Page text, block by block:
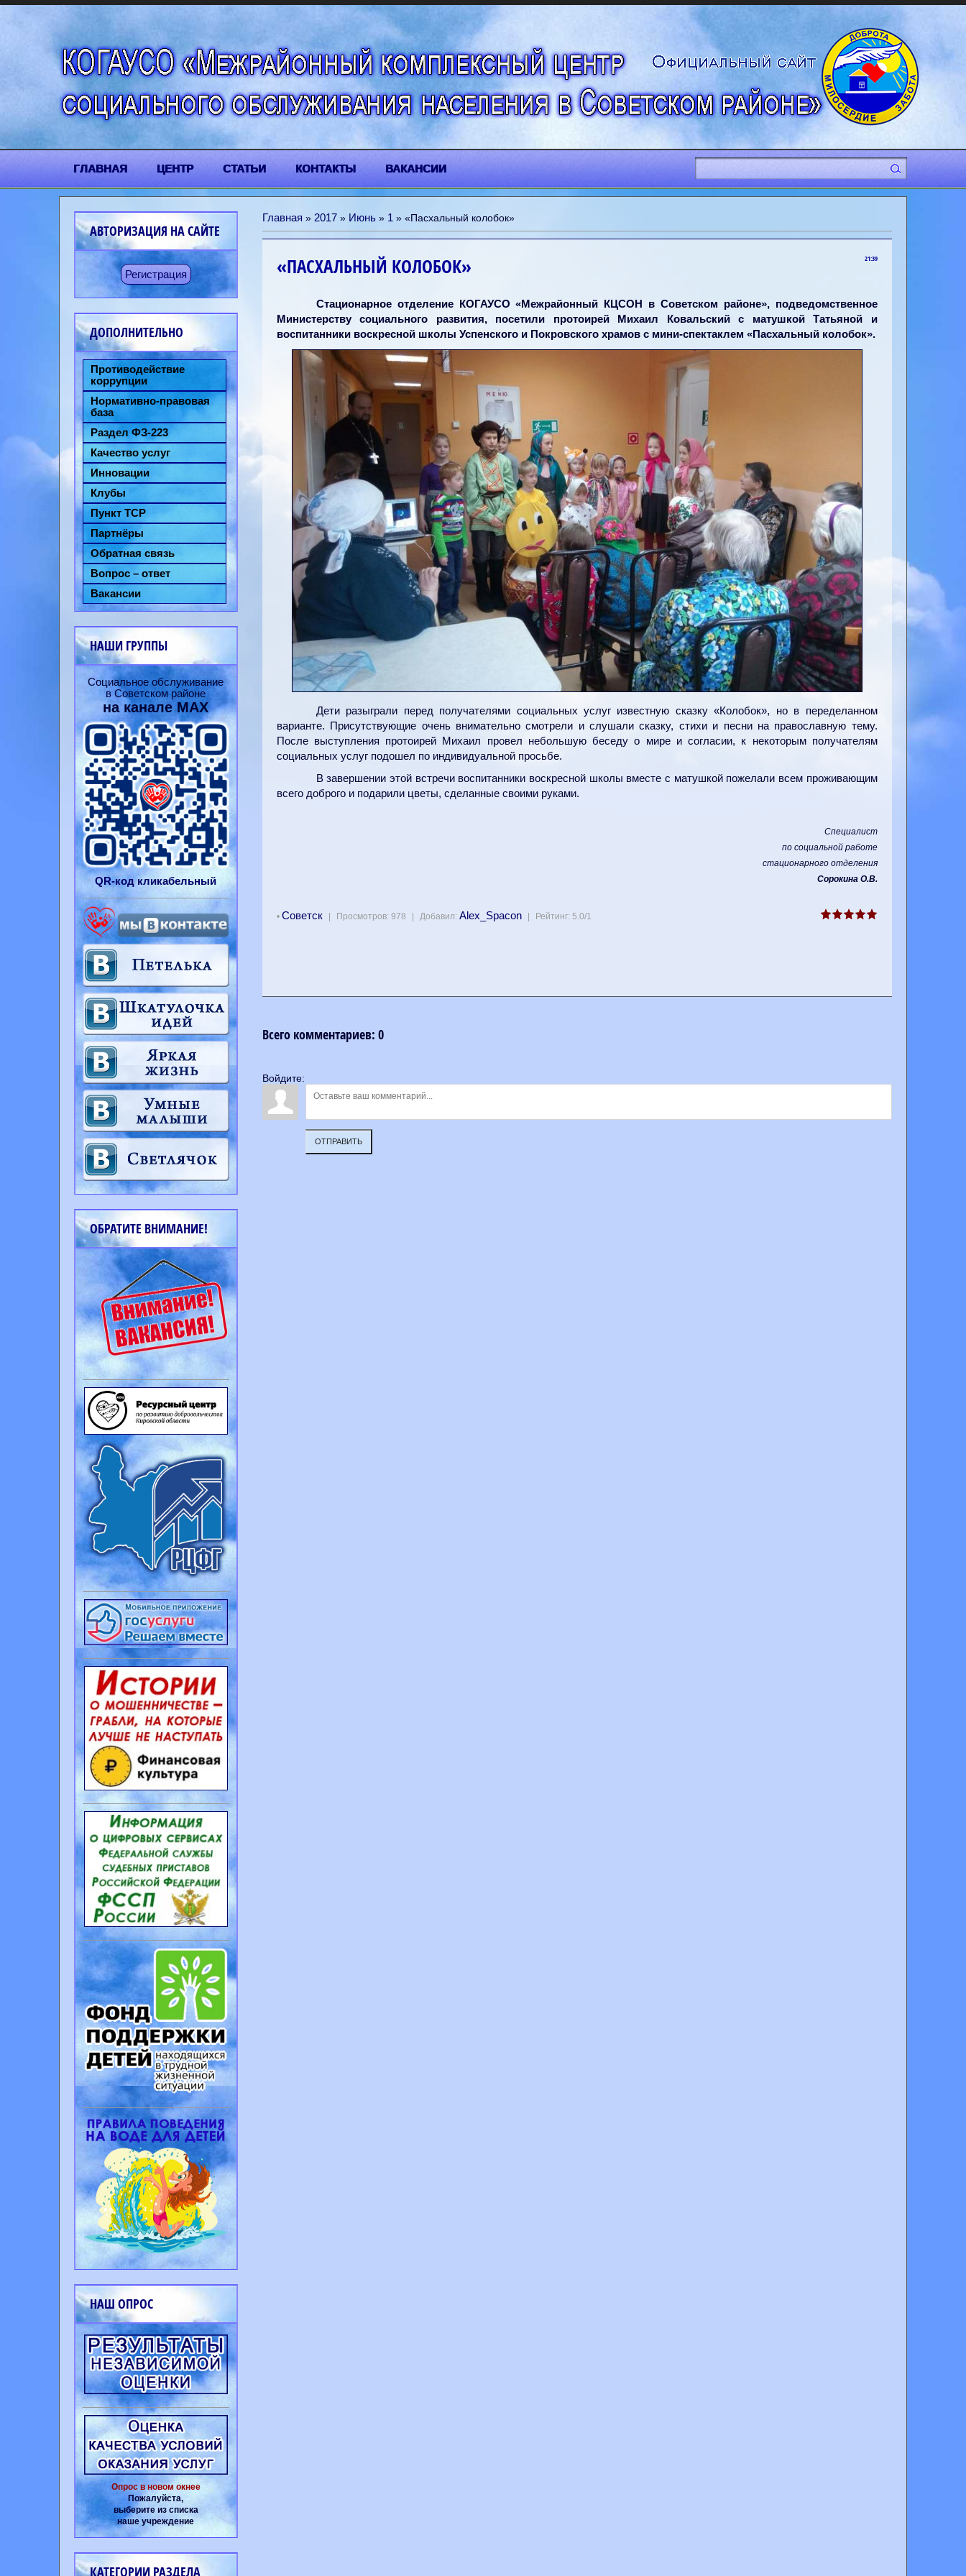
ГЛАВНАЯ ЦЕНТР СТАТЬИ КОНТАКТЫ ВАКАНСИИ
Главная » 2017 » Июнь » 1 » «Пасхальный колобок»
21:39
«ПАСХАЛЬНЫЙ КОЛОБОК»
Стационарное отделение КОГАУСО «Межрайонный КЦСОН в Советском районе», подведомственное
Министерству социального развития, посетили протоирей Михаил Ковальский с матушкой Татьяной и
воспитанники воскресной школы Успенского и Покровского храмов с мини-спектаклем «Пасхальный колобок».
Дети разыграли перед получателями социальных услуг известную сказку «Колобок», но в переделанном
варианте. Присутствующие очень внимательно смотрели и слушали сказку, стихи и песни на православную тему.
После выступления протоирей Михаил провел небольшую беседу о мире и согласии, к некоторым получателям
социальных услуг подошел по индивидуальной просьбе.
В завершении этой встречи воспитанники воскресной школы вместе с матушкой пожелали всем проживающим
всего доброго и подарили цветы, сделанные своими руками.
Специалист
по социальной работе
стационарного отделения
Сорокина О.В.
• Советск Просмотров: 978 Добавил: Alex_Spacon Рейтинг: 5.0/1
Всего комментариев: 0
Войдите:
ОТПРАВИТЬ
АВТОРИЗАЦИЯ НА САЙТЕ
Регистрация
ДОПОЛНИТЕЛЬНО
Противодействие
коррупции
Нормативно-правовая
база
Раздел ФЗ-223
Качество услуг
Инновации
Клубы
Пункт ТСР
Партнёры
Обратная связь
Вопрос – ответ
Вакансии
НАШИ ГРУППЫ
Социальное обслуживание
в Советском районе
на канале MAX
QR-кодкликабельный
ОБРАТИТЕ ВНИМАНИЕ!
НАШ ОПРОС
Опрос в новом окнее
Пожалуйста,
выберите из списка
наше учреждение
КАТЕГОРИИ РАЗДЕЛА